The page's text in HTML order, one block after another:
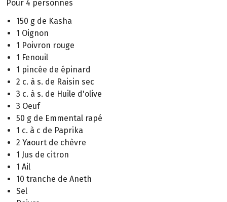
Pour 4 personnes
150 g de Kasha
1 Oignon
1 Poivron rouge
1 Fenouil
1 pincée de épinard
2 c. à s. de Raisin sec
3 c. à s. de Huile d'olive
3 Oeuf
50 g de Emmental rapé
1 c. à c de Paprika
2 Yaourt de chèvre
1 Jus de citron
1 Ail
10 tranche de Aneth
Sel